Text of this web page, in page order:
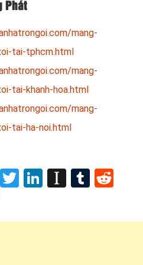
Phát
mang-
tai-tphcm.html
mang-
tai-khanh-hoa.html
mang-
tai-ha-noi.html
Facebook
Twitter
LinkedIn